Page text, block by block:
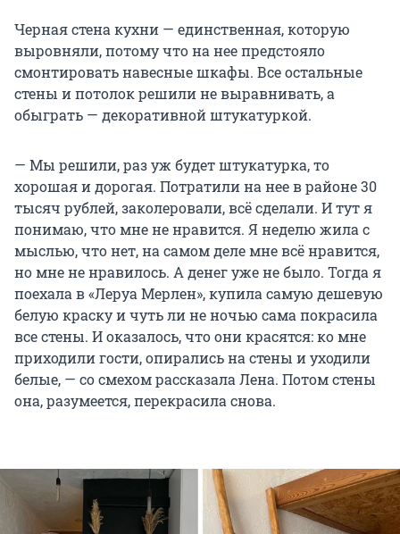
Черная стена кухни — единственная, которую
выровняли, потому что на нее предстояло
смонтировать навесные шкафы. Все остальные
стены и потолок решили не выравнивать, а
обыграть — декоративной штукатуркой.
— Мы решили, раз уж будет штукатурка, то
хорошая и дорогая. Потратили на нее в районе 30
тысяч рублей, заколеровали, всё сделали. И тут я
понимаю, что мне не нравится. Я неделю жила с
мыслью, что нет, на самом деле мне всё нравится,
но мне не нравилось. А денег уже не было. Тогда я
поехала в «Леруа Мерлен», купила самую дешевую
белую краску и чуть ли не ночью сама покрасила
все стены. И оказалось, что они красятся: ко мне
приходили гости, опирались на стены и уходили
белые, — со смехом рассказала Лена. Потом стены
она, разумеется, перекрасила снова.